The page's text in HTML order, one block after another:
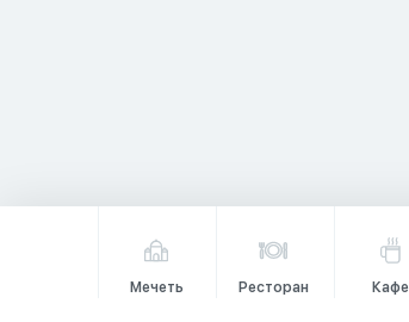
Мечеть Ресторан Кафе